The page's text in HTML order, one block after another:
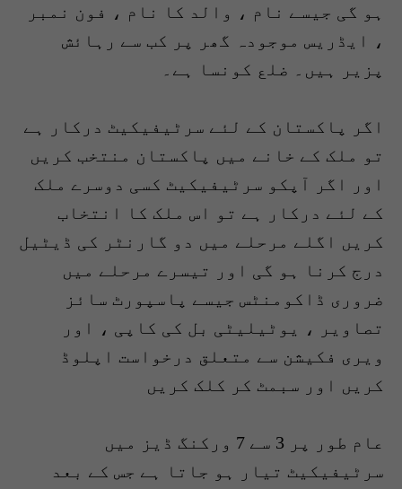
ہو گی جیسے نام ، والد کا نام ، فون نمبر
، ایڈریس موجودہ گھر پر کب سے رہائش
پزیر ہیں۔ ضلع کونسا ہے۔
اگر پاکستان کے لئے سرٹیفیکیٹ درکار ہے
تو ملک کے خانے میں پاکستان منتخب کریں
اور اگر آپکو سرٹیفیکیٹ کسی دوسرے ملک
کے لئے درکار ہے تو اس ملک کا انتخاب
کریں اگلے مرحلے میں دو گارنٹر کی ڈیٹیل
درج کرنا ہو گی اور تیسرے مرحلے میں
ضروری ڈاکومنٹس جیسے پاسپورٹ سائز
تصاویر ، یوٹیلیٹی بل کی کاپی ، اور
ویری فکیشن سے متعلق درخواست اپلوڈ
کریں اور سبمٹ کر کلک کریں
عام طور پر 3 سے 7 ورکنگ ڈیز میں
سرٹیفیکیٹ تیار ہو جاتا ہے جس کے بعد